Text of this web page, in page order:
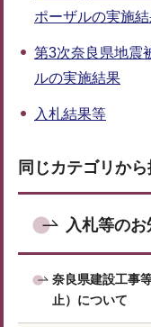
ポーザルの実施
第3次奈良県地震
ルの実施結果
入札結果等
同じカテゴリか
入札等の
奈良県建設工事
止）について